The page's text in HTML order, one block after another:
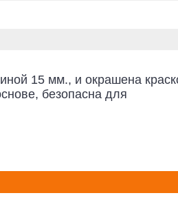
15 мм., и окрашена
безопасна для